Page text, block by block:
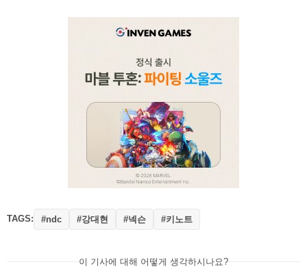
TAGS: #ndc #강대현 #넥슨 #키노트
이 기사에 대해 어떻게 생각하시나요?